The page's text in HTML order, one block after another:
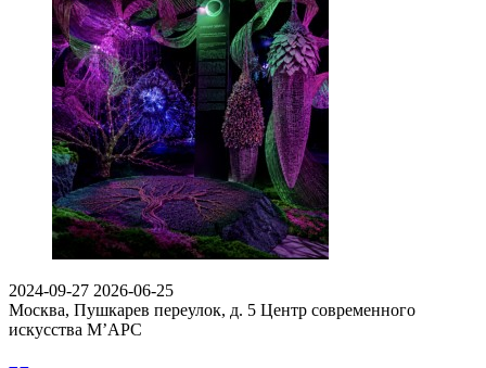
2024-09-27 2026-06-25
Москва, Пушкарев переулок, д. 5 Центр современного
искусства М’АРС